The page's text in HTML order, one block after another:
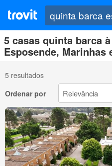
5 casas quinta barca
Esposende, Marinhas
5 resultados
Ordenar por